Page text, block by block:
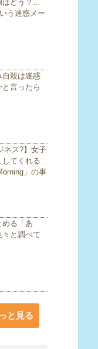
はどう？…
う迷惑メー
自殺は迷惑
言ったら
ネス?】女子
てくれる
」の事
める「あ
と調べて
と見る